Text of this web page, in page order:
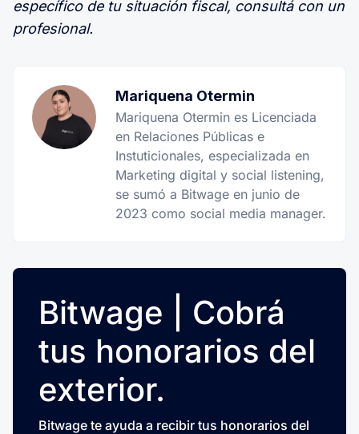
específico de tu situación fiscal, consultá con un
profesional.
Mariquena Otermin
Mariquena Otermin es Licenciada
en Relaciones Públicas e
Instuticionales, especializada en
Marketing digital y social listening,
se sumó a Bitwage en junio de
2023 como social media manager.
Bitwage | Cobrá
tus honorarios del
exterior.
Bitwage te ayuda a recibir tus honorarios del